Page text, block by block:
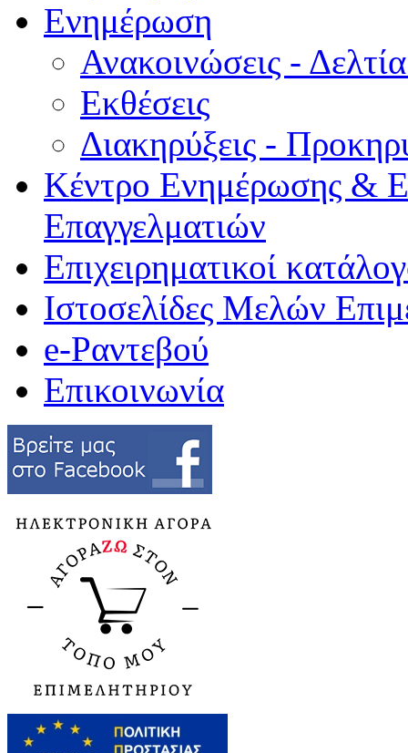
Ενημέρωση
Ανακοινώσεις -
Εκθέσεις
Διακηρύξεις -
Κέντρο Ενημέρωσης &
Επαγγελματιών
Επιχειρηματικοί
Ιστοσελίδες Μελών
e-Ραντεβού
Επικοινωνία